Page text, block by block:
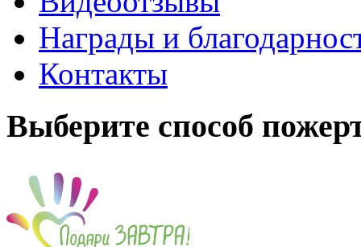
Награды и
Контакты
Выберите способ